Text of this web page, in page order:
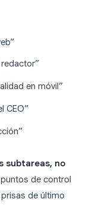
en móvil”
CEO”
subtareas, no
de control
de último